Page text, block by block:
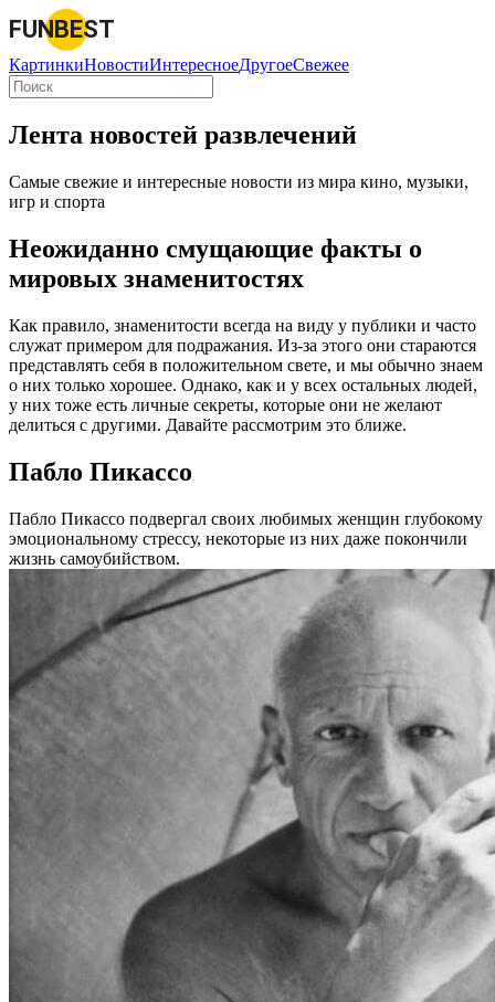
FUNBEST
КартинкиНовостиИнтересноеДругоеСвежее
Лента новостей развлечений
Самые свежие и интересные новости из мира кино, музыки,
игр и спорта
Неожиданно смущающие факты о
мировых знаменитостях
Как правило, знаменитости всегда на виду у публики и часто
служат примером для подражания. Из-за этого они стараются
представлять себя в положительном свете, и мы обычно знаем
о них только хорошее. Однако, как и у всех остальных людей,
у них тоже есть личные секреты, которые они не желают
делиться с другими. Давайте рассмотрим это ближе.
Пабло Пикассо
Пабло Пикассо подвергал своих любимых женщин глубокому
эмоциональному стрессу, некоторые из них даже покончили
жизнь самоубийством.